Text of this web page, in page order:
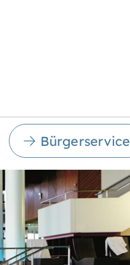
Bürgerservice